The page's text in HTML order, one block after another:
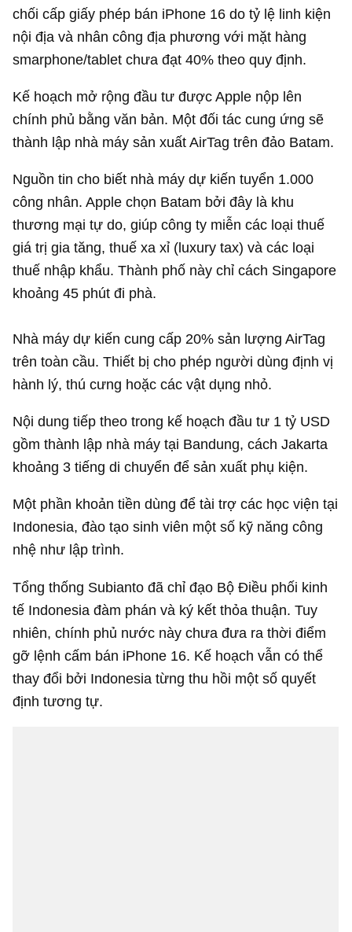
chối cấp giấy phép bán iPhone 16 do tỷ lệ linh kiện
nội địa và nhân công địa phương với mặt hàng
smarphone/tablet chưa đạt 40% theo quy định.
Kế hoạch mở rộng đầu tư được Apple nộp lên
chính phủ bằng văn bản. Một đối tác cung ứng sẽ
thành lập nhà máy sản xuất AirTag trên đảo Batam.
Nguồn tin cho biết nhà máy dự kiến tuyển 1.000
công nhân. Apple chọn Batam bởi đây là khu
thương mại tự do, giúp công ty miễn các loại thuế
giá trị gia tăng, thuế xa xỉ (luxury tax) và các loại
thuế nhập khẩu. Thành phố này chỉ cách Singapore
khoảng 45 phút đi phà.
Nhà máy dự kiến cung cấp 20% sản lượng AirTag
trên toàn cầu. Thiết bị cho phép người dùng định vị
hành lý, thú cưng hoặc các vật dụng nhỏ.
Nội dung tiếp theo trong kế hoạch đầu tư 1 tỷ USD
gồm thành lập nhà máy tại Bandung, cách Jakarta
khoảng 3 tiếng di chuyển để sản xuất phụ kiện.
Một phần khoản tiền dùng để tài trợ các học viện tại
Indonesia, đào tạo sinh viên một số kỹ năng công
nhệ như lập trình.
Tổng thống Subianto đã chỉ đạo Bộ Điều phối kinh
tế Indonesia đàm phán và ký kết thỏa thuận. Tuy
nhiên, chính phủ nước này chưa đưa ra thời điểm
gỡ lệnh cấm bán iPhone 16. Kế hoạch vẫn có thể
thay đổi bởi Indonesia từng thu hồi một số quyết
định tương tự.